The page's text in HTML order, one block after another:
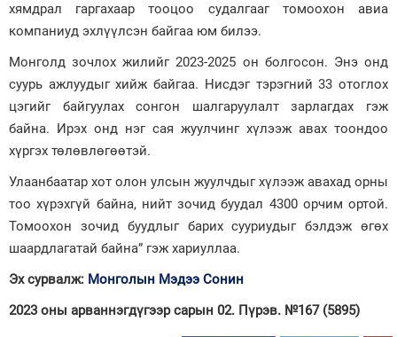
хямдрал гаргахаар тооцоо судалгааг томоохон авиа
компаниуд эхлүүлсэн байгаа юм билээ.
Монголд зочлох жилийг 2023-2025 он болгосон. Энэ онд
суурь ажлуудыг хийж байгаа. Нисдэг тэрэгний 33 отоглох
цэгийг байгуулах сонгон шалгаруулалт зарлагдах гэж
байна. Ирэх онд нэг сая жуулчинг хүлээж авах тоондоо
хүргэх төлөвлөгөөтэй.
Улаанбаатар хот олон улсын жуулчдыг хүлээж авахад орны
тоо хүрэхгүй байна, нийт зочид буудал 4300 орчим ортой.
Томоохон зочид буудлыг барих сууриудыг бэлдэж өгөх
шаардлагатай байна” гэж хариуллаа.
Эх сурвалж: Монголын Мэдээ Сонин
2023 оны арваннэгдүгээр сарын 02. Пүрэв. №167 (5895)